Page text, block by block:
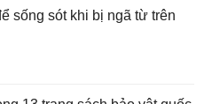
sống sót khi bị ngã từ trên